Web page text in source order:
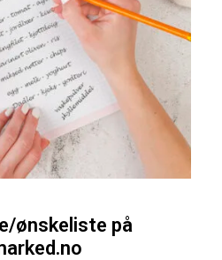
ønskeliste på